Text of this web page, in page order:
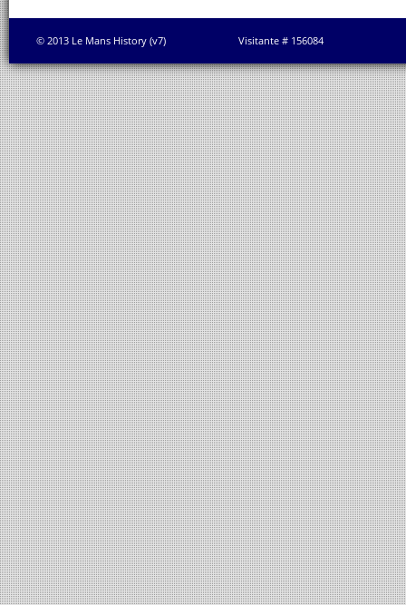
© 2013 Le Mans History (v7) Visitante # 156084